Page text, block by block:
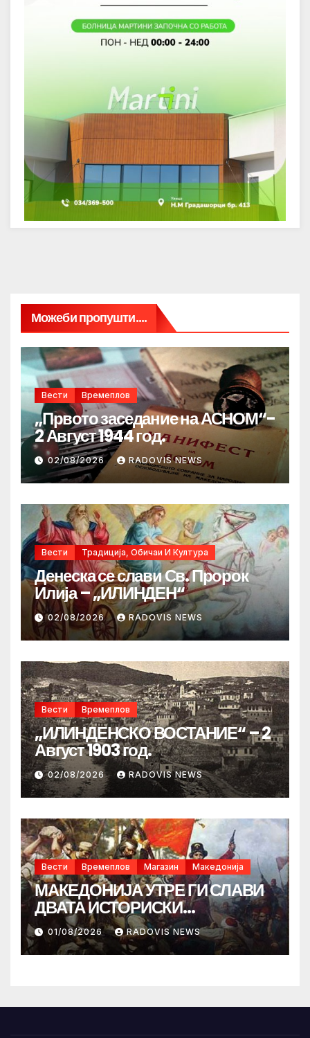
Можеби пропушти....
Вести Времеплов
„Првото заседание на АСНОМ“-
2 Август 1944 год.
02/08/2026 RADOVIS NEWS
Вести Традиција, Обичаи И Култура
Денеска се слави Св. Пророк
Илија – „ИЛИНДЕН“
02/08/2026 RADOVIS NEWS
Вести Времеплов
„ИЛИНДЕНСКО ВОСТАНИЕ“ – 2
Август 1903 год.
02/08/2026 RADOVIS NEWS
Вести Времеплов Магазин Македонија
МАКЕДОНИЈА УТРЕ ГИ СЛАВИ
ДВАТА ИСТОРИСКИ
ИЛИНДЕНА!
01/08/2026 RADOVIS NEWS